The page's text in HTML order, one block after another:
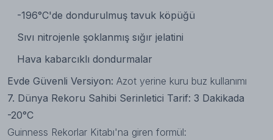
-196°C'de dondurulmuş tavuk köpüğü
Sıvı nitrojenle şoklanmış sığır jelatini
Hava kabarcıklı dondurmalar
Evde Güvenli Versiyon: Azot yerine kuru buz kullanımı
7. Dünya Rekoru Sahibi Serinletici Tarif: 3 Dakikada
-20°C
Guinness Rekorlar Kitabı'na giren formül: